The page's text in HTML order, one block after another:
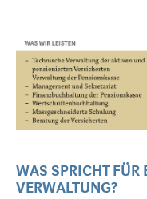
WAS SPRICHT FÜR
VERWALTUNG?